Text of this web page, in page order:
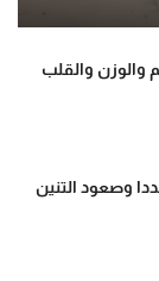
والوزن والقلب
وصعود التنين